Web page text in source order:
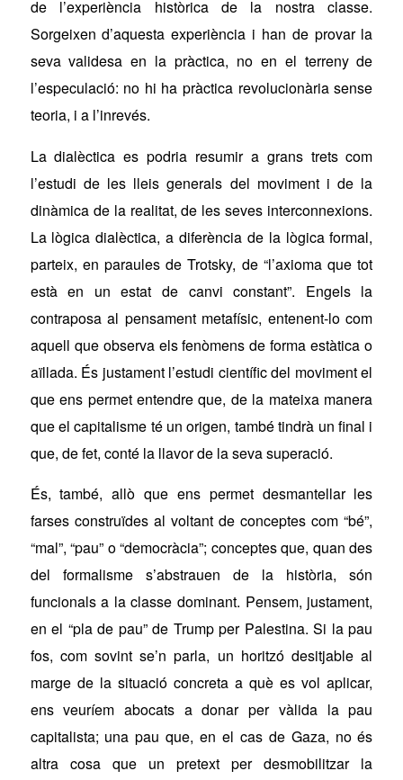
de l’experiència històrica de la nostra classe.
Sorgeixen d’aquesta experiència i han de provar la
seva validesa en la pràctica, no en el terreny de
l’especulació: no hi ha pràctica revolucionària sense
teoria, i a l’inrevés.
La dialèctica es podria resumir a grans trets com
l’estudi de les lleis generals del moviment i de la
dinàmica de la realitat, de les seves interconnexions.
La lògica dialèctica, a diferència de la lògica formal,
parteix, en paraules de Trotsky, de “l’axioma que tot
estàen un estat de canvi constant”. Engels la
contraposa al pensament metafísic, entenent-lo com
aquell que observa els fenòmens de forma estàtica o
aïllada. És justament l’estudi científic del moviment el
que ens permet entendre que, de la mateixa manera
que el capitalisme té un origen, també tindrà un final i
que, de fet, conté la llavor de la seva superació.
És, també, allò que ens permet desmantellar les
farses construïdes al voltant de conceptes com “bé”,
“mal”, “pau” o “democràcia”; conceptes que, quan des
del formalisme s’abstrauen de la història, són
funcionals a la classe dominant. Pensem, justament,
en el “pla de pau” de Trump per Palestina. Si la pau
fos, com sovint se’n parla, un horitzó desitjable al
marge de la situació concreta a què es vol aplicar,
ens veuríem abocats a donar per vàlida la pau
capitalista; una pau que, en el cas de Gaza, no és
altra cosa que un pretext per desmobilitzar la